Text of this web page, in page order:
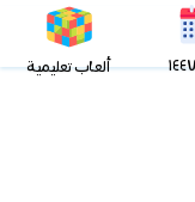
ألعاب تعليمية